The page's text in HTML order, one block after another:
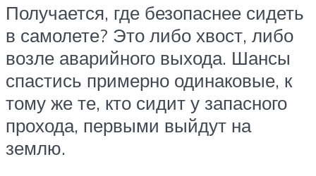
Получается, где безопаснее сидеть
в самолете? Это либо хвост, либо
возле аварийного выхода. Шансы
спастись примерно одинаковые, к
тому же те, кто сидит у запасного
прохода, первыми выйдут на
землю.